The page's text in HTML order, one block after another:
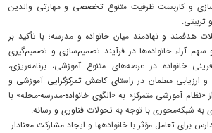
و کاربست ظرفیت متنوع تخصصی و مهارتی والدین
تربیتی.
هدفمند و نهادمند میان خانواده و مدرسه؛ با تأکید بر
آراء خانواده‌ها در فرآیند تصمیم‌سازی و تصمیم‌گیری
خانواده در عرصه‌های متنوع آموزشی، برنامه‌ریزی،
ارزیابی معلمان در راستای کاهش تمرکزگرایی آموزشی و
آموزشی متمرکز» به «الگوی خانواده-مدرسه-محله» با
به شبکه‌محوری با توجه به تحولات فناوری و رسانه.
برای تعامل مؤثر با خانوادهها و ایجاد مشارکت معنادار.